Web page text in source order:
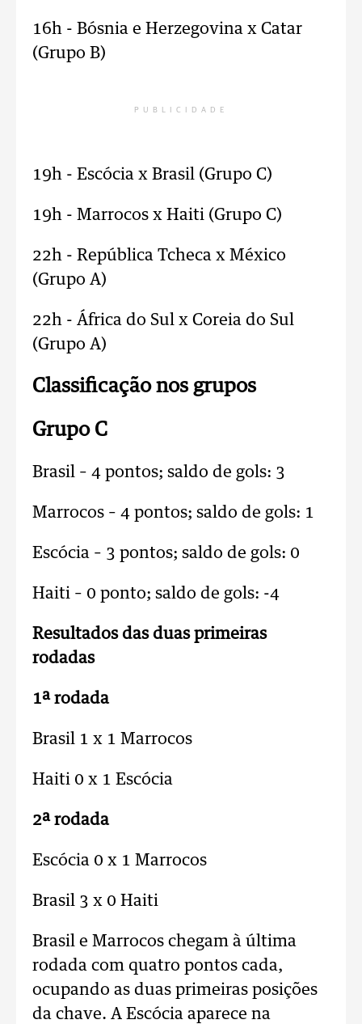
16h - Bósnia e Herzegovina x Catar
(Grupo B)
PUBLICIDADE
19h - Escócia x Brasil (Grupo C)
19h - Marrocos x Haiti (Grupo C)
22h - República Tcheca x México
(Grupo A)
22h - África do Sul x Coreia do Sul
(Grupo A)
Classificação nos grupos
Grupo C
Brasil – 4 pontos; saldo de gols: 3
Marrocos – 4 pontos; saldo de gols: 1
Escócia – 3 pontos; saldo de gols: 0
Haiti – 0 ponto; saldo de gols: -4
Resultados das duas primeiras
rodadas
1ª rodada
Brasil 1 x 1 Marrocos
Haiti 0 x 1 Escócia
2ª rodada
Escócia 0 x 1 Marrocos
Brasil 3 x 0 Haiti
Brasil e Marrocos chegam à última
rodada com quatro pontos cada,
ocupando as duas primeiras posições
da chave. A Escócia aparece na